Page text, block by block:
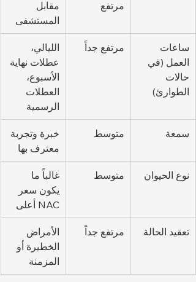
مرتفع
مقابل
المستشفى
ساعات
العمل (في
حالات
الطوارئ)
مرتفع جداً
الليالي،
عطلات نهاية
الأسبوع،
العطلات
الرسمية
سمعة متوسط
خبرة وتجربة
معترف بها
نوع الحيوان متوسط
غالباً ما
يكون سعر
NAC أعلى
تعقيد الحالة مرتفع جداً
الأمراض
الخطيرة أو
المزمنة